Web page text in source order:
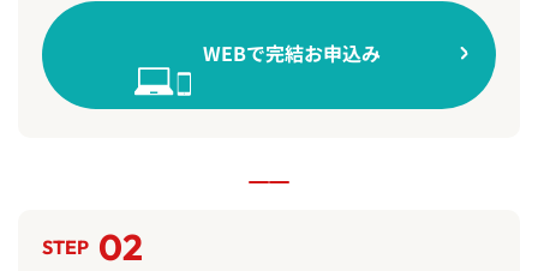
WEBで完結お申込み
STEP 02